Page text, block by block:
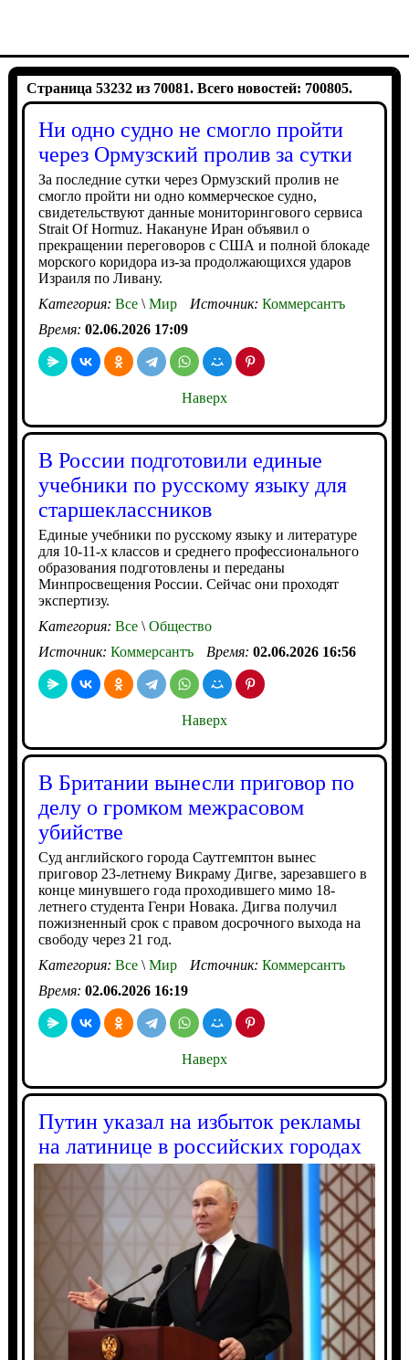
Страница 53232 из 70081. Всего новостей: 700805.
Ни одно судно не смогло пройти
через Ормузский пролив за сутки
За последние сутки через Ормузский пролив не
смогло пройти ни одно коммерческое судно,
свидетельствуют данные мониторингового сервиса
Strait Of Hormuz. Накануне Иран объявил о
прекращении переговоров с США и полной блокаде
морского коридора из-за продолжающихся ударов
Израиля по Ливану.
Категория: Все\Мир Источник: Коммерсантъ
Время: 02.06.2026 17:09
Наверх
В России подготовили единые
учебники по русскому языку для
старшеклассников
Единые учебники по русскому языку и литературе
для 10-11-х классов и среднего профессионального
образования подготовлены и переданы
Минпросвещения России. Сейчас они проходят
экспертизу.
Категория: Все\Общество
Источник: Коммерсантъ Время: 02.06.2026 16:56
Наверх
В Британии вынесли приговор по
делу о громком межрасовом
убийстве
Суд английского города Саутгемптон вынес
приговор 23-летнему Викраму Дигве, зарезавшего в
конце минувшего года проходившего мимо 18-
летнего студента Генри Новака. Дигва получил
пожизненный срок с правом досрочного выхода на
свободу через 21 год.
Категория: Все\Мир Источник: Коммерсантъ
Время: 02.06.2026 16:19
Наверх
Путин указал на избыток рекламы
на латинице в российских городах